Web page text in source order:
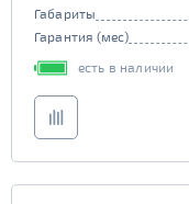
Габариты
Гарантия (мес)
есть в наличии